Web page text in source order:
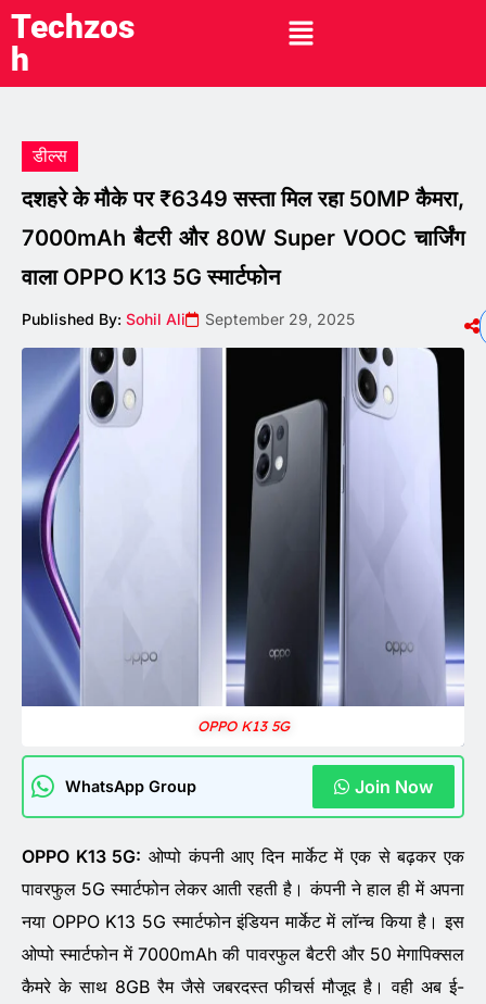
Techzos
h
डील्स
दशहरे के मौके पर ₹6349 सस्ता मिल रहा 50MP कैमरा,
7000mAh बैटरी और 80W Super VOOC चार्जिंग
वाला OPPO K13 5G स्मार्टफोन
Published By: Sohil Ali September 29, 2025
OPPO K13 5G
WhatsApp Group Join Now
OPPO K13 5G: ओप्पो कंपनी आए दिन मार्केट में एक से बढ़कर एक
पावरफुल 5G स्मार्टफोन लेकर आती रहती है। कंपनी ने हाल ही में अपना
नया OPPO K13 5G स्मार्टफोन इंडियन मार्केट में लॉन्च किया है। इस
ओप्पो स्मार्टफोन में 7000mAh की पावरफुल बैटरी और 50 मेगापिक्सल
कैमरे के साथ 8GB रैम जैसे जबरदस्त फीचर्स मौजूद है। वही अब ई-